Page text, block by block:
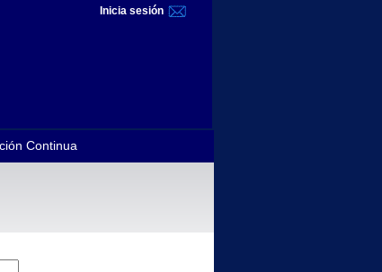
Inicia sesión
Continua